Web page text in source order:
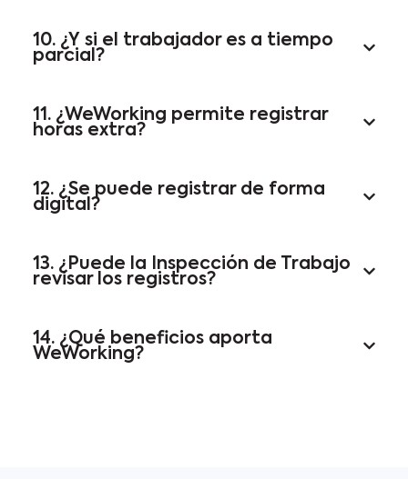
10. ¿Y si el trabajador es a tiempo
parcial?
11. ¿WeWorking permite registrar
horas extra?
12. ¿Se puede registrar de forma
digital?
13. ¿Puede la Inspección de Trabajo
revisar los registros?
14. ¿Qué beneficios aporta
WeWorking?